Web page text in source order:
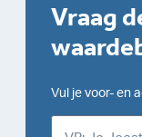
Vraag
Vul je voor- en